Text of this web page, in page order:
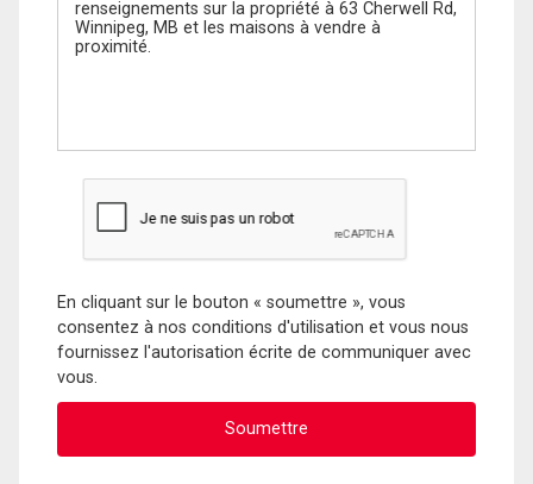
En cliquant sur le bouton « soumettre », vous
consentez à nos conditions d'utilisation et vous nous
fournissez l'autorisation écrite de communiquer avec
vous.